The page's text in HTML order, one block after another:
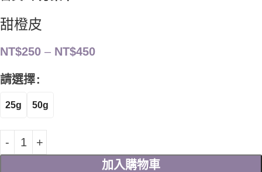
甜橙皮
NT$250 – NT$450
請選擇
25g 50g
加入購物車